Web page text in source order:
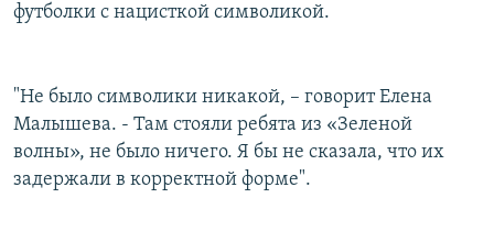
футболки с нацисткой символикой.
"Не было символики никакой, – говорит Елена
Малышева. - Там стояли ребята из «Зеленой
волны», не было ничего. Я бы не сказала, что их
задержали в корректной форме".